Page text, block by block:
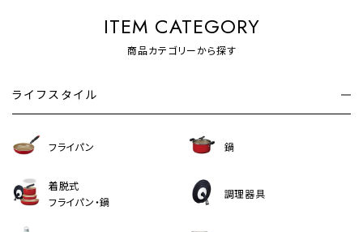
ITEM CATEGORY
商品カテゴリーから探す
ライフスタイル
フライパン 鍋
着脱式
フライパン・鍋
調理器具